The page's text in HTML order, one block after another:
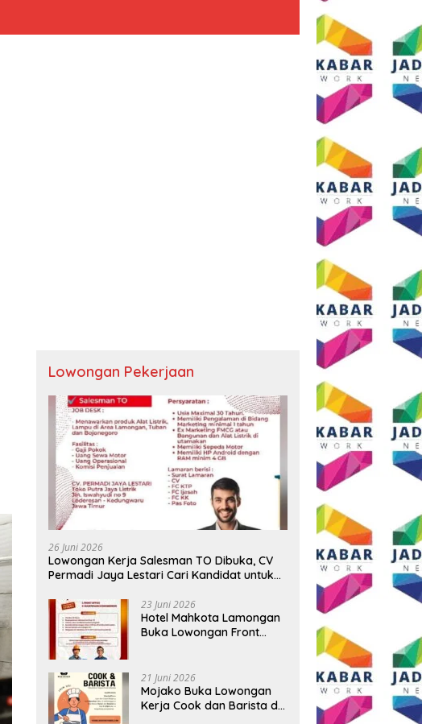
Lowongan Pekerjaan
26 Juni 2026
Lowongan Kerja Salesman TO Dibuka, CV
Permadi Jaya Lestari Cari Kandidat untuk
23 Juni 2026
Hotel Mahkota Lamongan
Buka Lowongan Front
Syaratnya
21 Juni 2026
Mojako Buka Lowongan
Kerja Cook dan Barista di